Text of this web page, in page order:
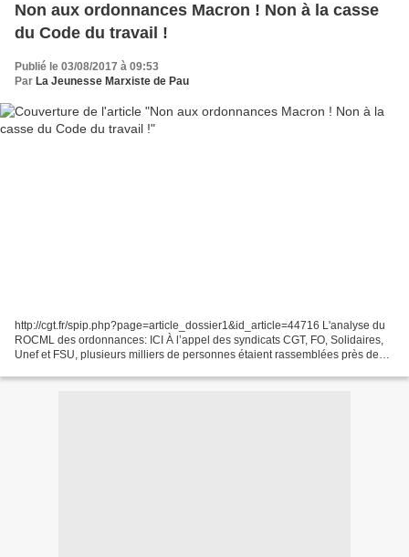
Non aux ordonnances Macron ! Non à la casse
du Code du travail !
Publié le 03/08/2017 à 09:53
Par La Jeunesse Marxiste de Pau
http://cgt.fr/spip.php?page=article_dossier1&id_article=44716 L'analyse du
ROCML des ordonnances: ICI À l’appel des syndicats CGT, FO, Solidaires,
Unef et FSU, plusieurs milliers de personnes étaient rassemblées près de